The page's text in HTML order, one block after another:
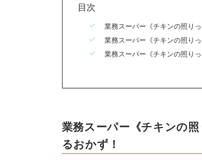
目次
業務スーパー《チキンの照り
業務スーパー《チキンの照り
業務スーパー《チキンの照り
業務スーパー《チキンの
るおかず！